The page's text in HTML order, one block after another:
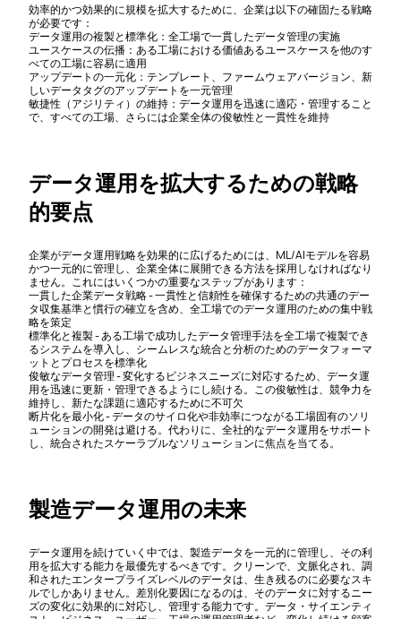
効率的かつ効果的に規模を拡大するために、企業は以下の確固たる戦略
が必要です：
データ運用の複製と標準化：全工場で一貫したデータ管理の実施
ユースケースの伝播：ある工場における価値あるユースケースを他のす
べての工場に容易に適用
アップデートの一元化：テンプレート、ファームウェアバージョン、新
しいデータタグのアップデートを一元管理
敏捷性（アジリティ）の維持：データ運用を迅速に適応・管理すること
で、すべての工場、さらには企業全体の俊敏性と一貫性を維持
データ運用を拡大するための戦略
的要点
企業がデータ運用戦略を効果的に広げるためには、ML/AIモデルを容易
かつ一元的に管理し、企業全体に展開できる方法を採用しなければなり
ません。これにはいくつかの重要なステップがあります：
一貫した企業データ戦略 - 一貫性と信頼性を確保するための共通のデー
タ収集基準と慣行の確立を含め、全工場でのデータ運用のための集中戦
略を策定
標準化と複製 - ある工場で成功したデータ管理手法を全工場で複製でき
るシステムを導入し、シームレスな統合と分析のためのデータフォーマ
ットとプロセスを標準化
俊敏なデータ管理 - 変化するビジネスニーズに対応するため、データ運
用を迅速に更新・管理できるようにし続ける。この俊敏性は、競争力を
維持し、新たな課題に適応するために不可欠
断片化を最小化 - データのサイロ化や非効率につながる工場固有のソリ
ューションの開発は避ける。代わりに、全社的なデータ運用をサポート
し、統合されたスケーラブルなソリューションに焦点を当てる。
製造データ運用の未来
データ運用を続けていく中では、製造データを一元的に管理し、その利
用を拡大する能力を最優先するべきです。クリーンで、文脈化され、調
和されたエンタープライズレベルのデータは、生き残るのに必要なスキ
ルでしかありません。差別化要因になるのは、そのデータに対するニー
ズの変化に効果的に対応し、管理する能力です。データ・サイエンティ